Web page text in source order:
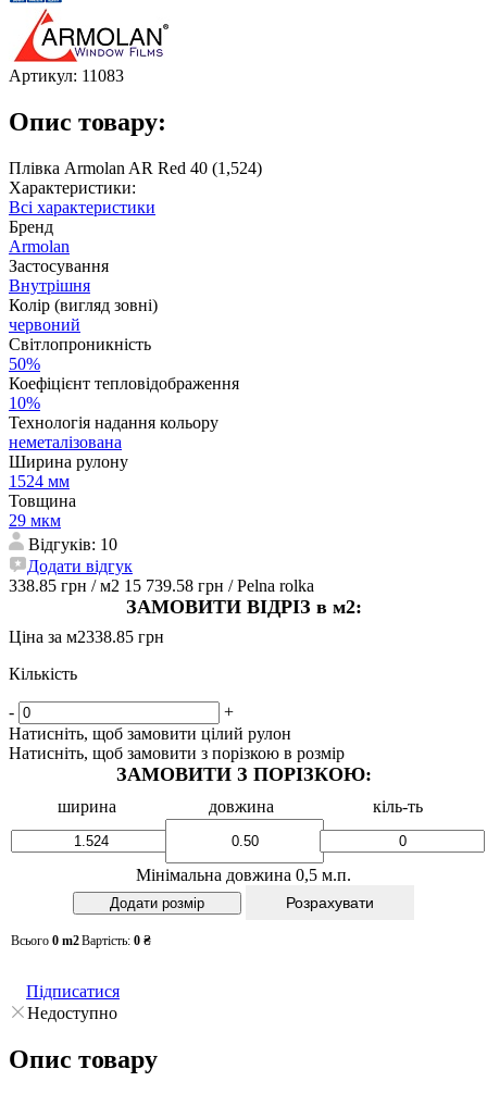
Артикул: 11083
Опис товару:
Плівка Armolan AR Red 40 (1,524)
Характеристики:
Всі характеристики
Бренд
Armolan
Застосування
Внутрішня
Колір (вигляд зовні)
червоний
Світлопроникність
50%
Коефіцієнт тепловідображення
10%
Технологія надання кольору
неметалізована
Ширина рулону
1524 мм
Товщина
29 мкм
Відгуків: 10
Додати відгук
338.85 грн / м2 15 739.58 грн / Pelna rolka
ЗАМОВИТИ ВІДРІЗ в м2:
Ціна за м2338.85 грн
Кількість
-
+
Натисніть, щоб замовити цілий рулон
Натисніть, щоб замовити з порізкою в розмір
ЗАМОВИТИ З ПОРІЗКОЮ:
ширина довжина кіль-ть
Мінімальна довжина 0,5 м.п.
Розрахувати
Всього 0 m2Вартість: 0 ₴
Підписатися
Недоступно
Опис товару